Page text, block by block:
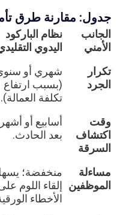
جدول: مقارنة طرق
الجانب
الأمني
نظام الباركود
اليدوي
تكرار
الجرد
شهري أو
(بسبب ارتفاع
تكلفة العمالة).
وقت
اكتشاف
السرقة
أسابيع أو أشهر
بعد الحادث.
مساءلة
الموظفين
منخفضة؛
إلقاء اللوم
الأخطاء